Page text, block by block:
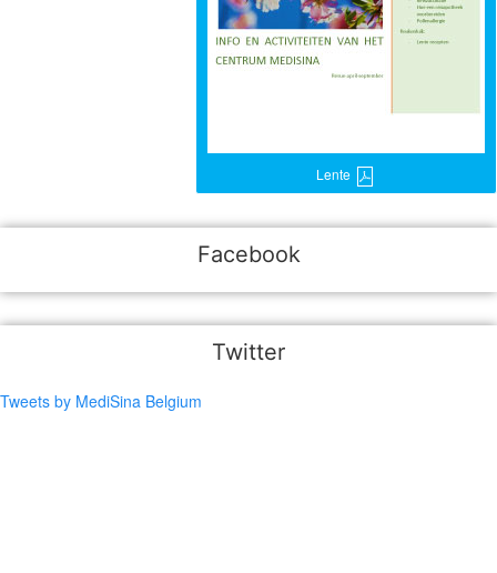
Lente
Facebook
Twitter
Tweets by MediSina Belgium